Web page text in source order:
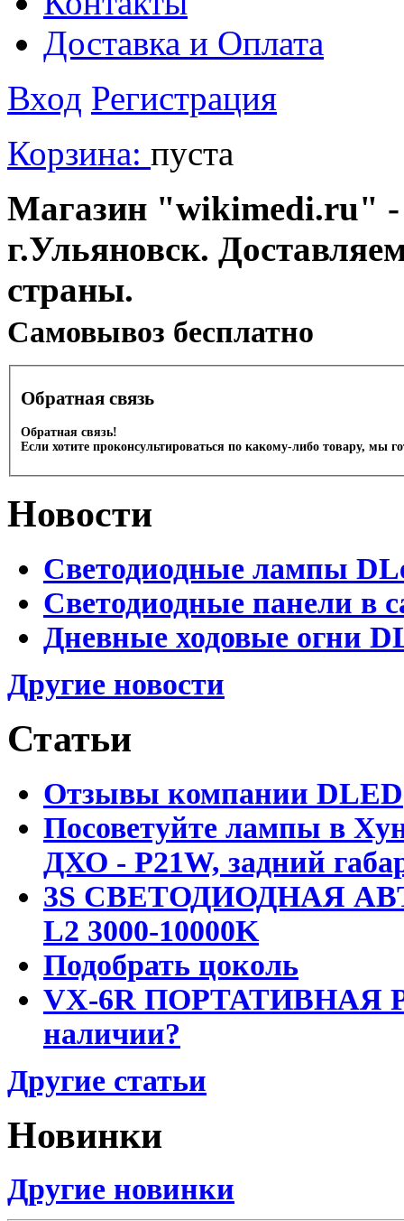
Доставка и Оплата
Вход Регистрация
Корзина: пуста
Магазин "wikimedi.ru" -
г.Ульяновск.
страны.
Cамовывоз бесплатно
Обратная связь
Обратная связь!
Если хотите проконсультироваться по какому-либо товару, мы
Новости
Светодиодные лампы
Светодиодные панели в
Дневные ходовые огни
Другие новости
Статьи
Отзывы компании DLED
Посоветуйте лампы в
ДХО - P21W, задний
3S СВЕТОДИОДНАЯ
L2 3000-10000K
Подобрать цоколь
VX-6R ПОРТАТИВНАЯ
наличии?
Другие статьи
Новинки
Другие новинки